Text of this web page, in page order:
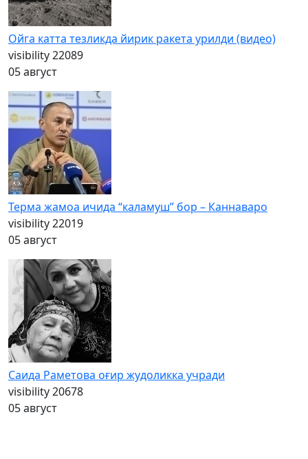
Ойга катта тезликда йирик ракета урилди (видео)
visibility22089
05 август
Терма жамоа ичида “каламуш” бор – Каннаваро
visibility22019
05 август
Саида Раметова оғир жудоликка учради
visibility20678
05 август